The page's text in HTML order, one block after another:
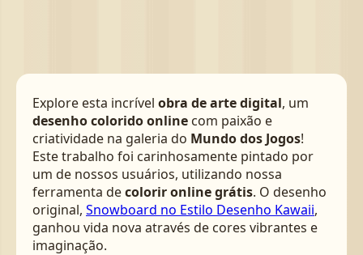
Explore esta incrível obra de arte digital, um
desenho colorido online com paixão e
criatividade na galeria do Mundo dos Jogos!
Este trabalho foi carinhosamente pintado por
um de nossos usuários, utilizando nossa
ferramenta decolorir online grátis. O desenho
original, Snowboard no Estilo Desenho Kawaii,
ganhou vida nova através de cores vibrantes e
imaginação.